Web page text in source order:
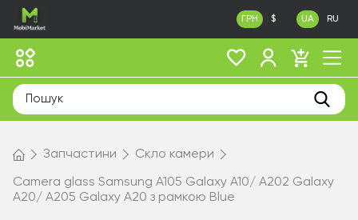
ГРН $ UA RU
Запчастини Скло камери
Camera glass Samsung A105 Galaxy A10/ A202 Galaxy
A20/ A205 Galaxy A20 з рамкою Blue